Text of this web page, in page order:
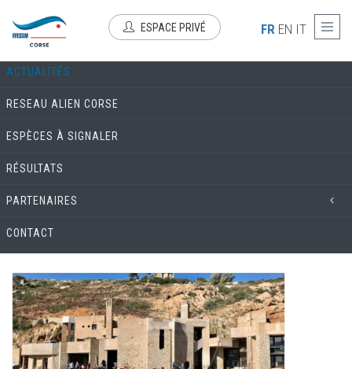
ESPACE PRIVÉ FR EN IT
LE RÉSEAU ALIEN
ACTUALITÉS
RESEAU ALIEN CORSE
ESPÈCES À SIGNALER
RÉSULTATS
PARTENAIRES
CONTACT